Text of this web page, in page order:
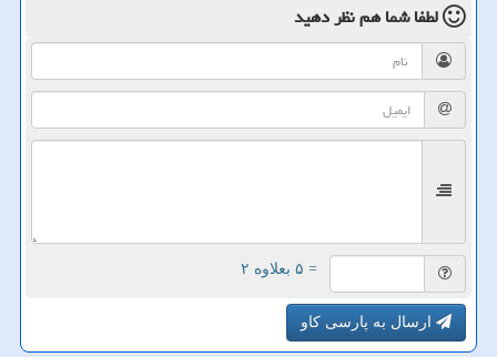
لطفا شما همنظر دهید
= ۵ بعلاوه ۲
ارسال به پارسی کاو